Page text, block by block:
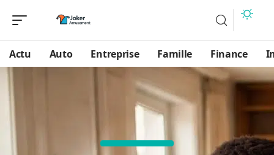
Actu Auto Entreprise Famille Finance